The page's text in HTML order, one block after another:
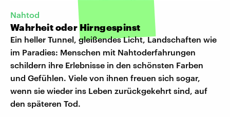
Nahtod
Wahrheit oder Hirngespinst
Ein heller Tunnel, gleißendes Licht, Landschaften wie
im Paradies: Menschen mit Nahtoderfahrungen
schildern ihre Erlebnisse in den schönsten Farben
und Gefühlen. Viele von ihnen freuen sich sogar,
wenn sie wieder ins Leben zurückgekehrt sind, auf
den späteren Tod.